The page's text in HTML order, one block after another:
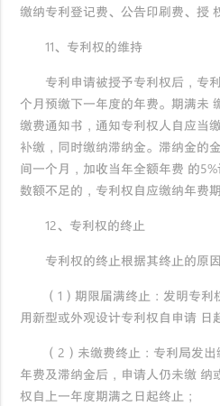
缴纳专利登记费、公告印刷费、授
11、专利权的维持
专利申请被授予专利权后，专利
个月预缴下一年度的年费。期满未
缴费通知书，通知专利权人自应当
补缴，同时缴纳滞纳金。滞纳金的
间一个月，加收当年全额年费 的
数额不足的，专利权自应缴纳年费
12、专利权的终止
专利权的终止根据其终止的原因
（1）期限届满终止：发明专利
用新型或外观设计专利权自申请 日
（2）未缴费终止：专利局发出
年费及滞纳金后，申请人仍未缴 纳
权自上一年度期满之日起终止；